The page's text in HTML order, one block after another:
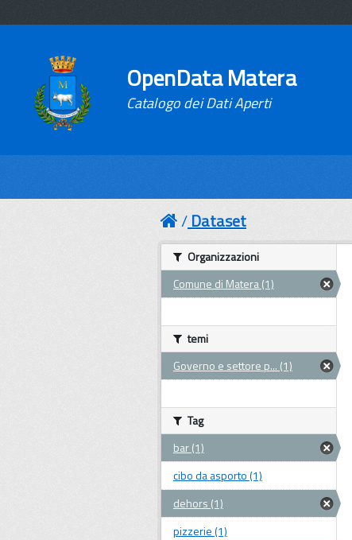
OpenData Matera
Catalogo dei Dati Aperti
Dataset
Organizzazioni
Comune di Matera (1)
temi
Governo e settore p... (1)
Tag
bar (1)
cibo da asporto (1)
dehors (1)
pizzerie (1)